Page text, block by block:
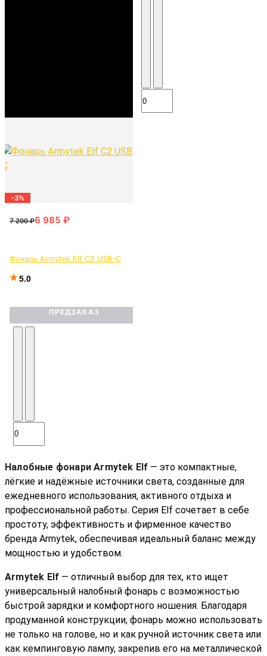
-3%
Фонарь Armytek Elf C2 USB-C
5.0
ПРЕДЗАКАЗ
Налобные фонари Armytek Elf — это компактные,
лёгкие и надёжные источники света, созданные для
ежедневного использования, активного отдыха и
профессиональной работы. Серия Elf сочетает в себе
простоту, эффективность и фирменное качество
бренда Armytek, обеспечивая идеальный баланс между
мощностью и удобством.
Armytek Elf — отличный выбор для тех, кто ищет
универсальный налобный фонарь с возможностью
быстрой зарядки и комфортного ношения. Благодаря
продуманной конструкции, фонарь можно использовать
не только на голове, но и как ручной источник света или
как кемпинговую лампу, закрепив его на металлической